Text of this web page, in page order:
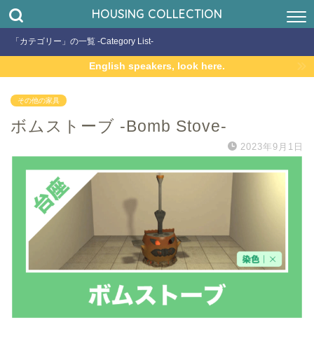
HOUSING COLLECTION
「カテゴリー」の一覧 -Category List-
English speakers, look here.
その他の家具
ボムストーブ -Bomb Stove-
2023年9月1日